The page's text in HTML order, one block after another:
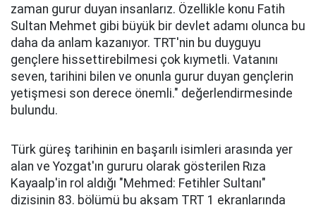
zaman gurur duyan insanlarız. Özellikle konu Fatih
Sultan Mehmet gibi büyük bir devlet adamı olunca bu
daha da anlam kazanıyor. TRT'nin bu duyguyu
gençlere hissettirebilmesi çok kıymetli. Vatanını
seven, tarihini bilen ve onunla gurur duyan gençlerin
yetişmesi son derece önemli." değerlendirmesinde
bulundu.
Türk güreş tarihinin en başarılı isimleri arasında yer
alan ve Yozgat'ın gururu olarak gösterilen Rıza
Kayaalp'in rol aldığı "Mehmed: Fetihler Sultanı"
dizisinin 83. bölümü bu akşam TRT 1 ekranlarında